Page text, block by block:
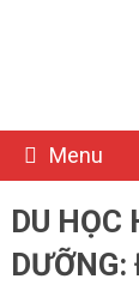
Menu
DU HỌC